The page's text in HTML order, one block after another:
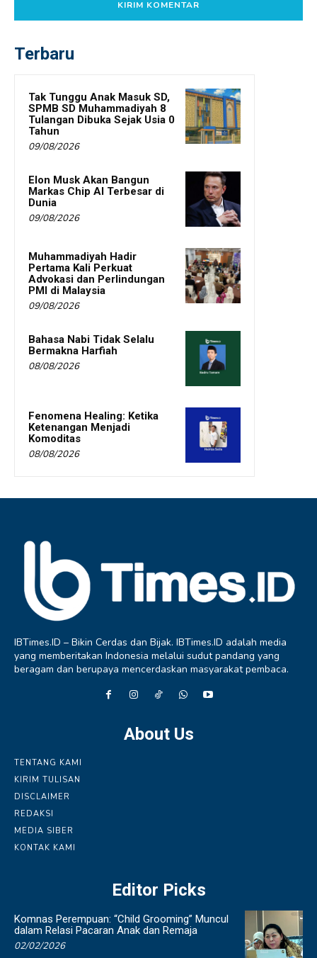
Terbaru
Tak Tunggu Anak Masuk SD,
SPMB SD Muhammadiyah 8
Tulangan Dibuka Sejak Usia 0
Tahun
09/08/2026
Elon Musk Akan Bangun
Markas Chip AI Terbesar di
Dunia
09/08/2026
Muhammadiyah Hadir
Pertama Kali Perkuat
Advokasi dan Perlindungan
PMI di Malaysia
09/08/2026
Bahasa Nabi Tidak Selalu
Bermakna Harfiah
08/08/2026
Fenomena Healing: Ketika
Ketenangan Menjadi
Komoditas
08/08/2026
IBTimes.ID – Bikin Cerdas dan Bijak. IBTimes.ID adalah media
yang memberitakan Indonesia melalui sudut pandang yang
beragam dan berupaya mencerdaskan masyarakat pembaca.
About Us
TENTANG KAMI
KIRIM TULISAN
DISCLAIMER
REDAKSI
MEDIA SIBER
KONTAK KAMI
Editor Picks
Komnas Perempuan: “Child Grooming” Muncul
dalam Relasi Pacaran Anak dan Remaja
02/02/2026